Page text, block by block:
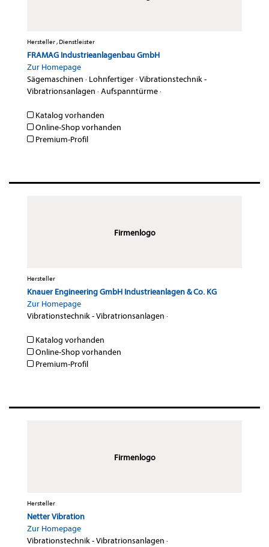
Hersteller , Dienstleister
FRAMAG Industrieanlagenbau GmbH
Zur Homepage
Sägemaschinen · Lohnfertiger·Vibrationstechnik -
Vibratrionsanlagen ·Aufspanntürme·
Katalog vorhanden
Online-Shop vorhanden
Premium-Profil
Firmenlogo
Hersteller
Knauer Engineering GmbH Industrieanlagen & Co. KG
Zur Homepage
Vibrationstechnik - Vibratrionsanlagen ·
Katalog vorhanden
Online-Shop vorhanden
Premium-Profil
Firmenlogo
Hersteller
Netter Vibration
Zur Homepage
Vibrationstechnik - Vibratrionsanlagen ·